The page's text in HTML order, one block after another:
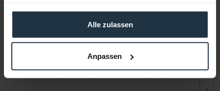
gesammelt haben.
Alle zulassen
Anpassen